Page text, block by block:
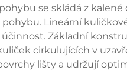
se skládá z
Lineární
Základní
cirkulujících v
lišty a udržují